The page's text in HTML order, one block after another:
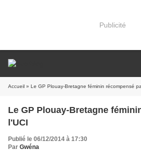
Publicité
Accueil » Le GP Plouay-Bretagne féminin récompensé
Le GP Plouay-Bretagne
l'UCI
Publié le 06/12/2014 à 17:30
Par Gwéna